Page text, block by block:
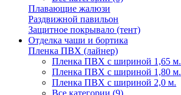
Плавающие жалюзи
Раздвижной павильон
Защитное покрывало (тент)
Отделка чаши и бортика
Пленка ПВХ (лайнер)
Пленка ПВХ с шириной 1,65 м.
Пленка ПВХ с шириной 1,80 м.
Пленка ПВХ с шириной 2,0 м.
Все категории (9)